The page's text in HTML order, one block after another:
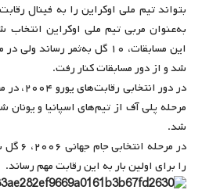
به‌عنوان مربی تیم ملی اوکراین
این مسابقات، ۱۰ گل به‌ثمر
شد و از دور مسابقات کنار رفت.
مرحله پلی آف از تیم‌های اسپانیا و
شد.
در
را برای اولین بار به این رقابت مهم رساند.